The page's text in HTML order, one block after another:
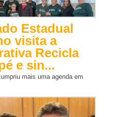
Estadual
visita a
Recicla
e sin...
mais uma agenda em